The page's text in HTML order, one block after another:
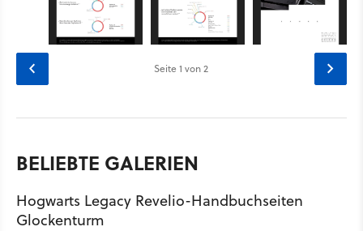
Seite1 von 2
BELIEBTE GALERIEN
Hogwarts Legacy Revelio-Handbuchseiten
Glockenturm